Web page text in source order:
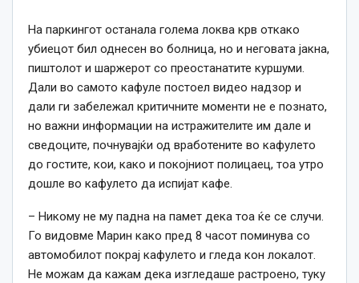
На паркингот останала голема локва крв откако
убиецот бил однесен во болница, но и неговата јакна,
пиштолот и шаржерот со преостанатите куршуми.
Дали во самото кафуле постоел видео надзор и
дали ги забележал критичните моменти не е познато,
но важни информации на истражителите им дале и
сведоците, почнувајќи од вработените во кафулето
до гостите, кои, како и покојниот полицаец, тоа утро
дошле во кафулето да испијат кафе.
– Никому не му падна на памет дека тоа ќе се случи.
Го видовме Марин како пред 8 часот поминува со
автомобилот покрај кафулето и гледа кон локалот.
Не можам да кажам дека изгледаше растроено, туку